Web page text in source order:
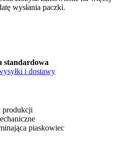
wysłania paczki.
standardowa
i dostawy
produkcji
piaskowiec